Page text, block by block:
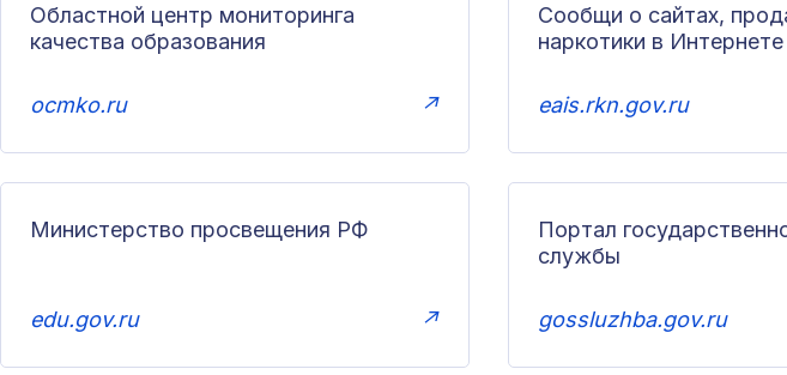
Областной центр мониторинга
качества образования
ocmko.ru ↗
Сообщи о сайтах,
наркотики в Интернете
eais.rkn.gov.ru
Министерство просвещения РФ
edu.gov.ru ↗
Портал
службы
gossluzhba.gov.ru